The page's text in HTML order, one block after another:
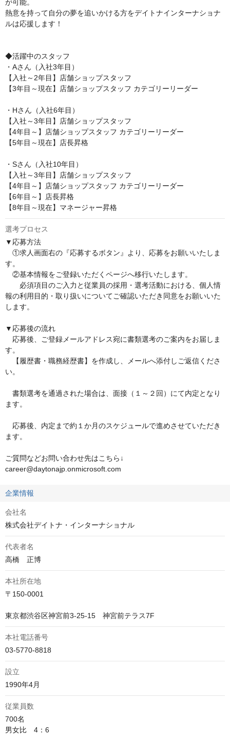
が可能。
熱意を持って自分の夢を追いかける方をデイトナインターナショナ
ルは応援します！
◆活躍中のスタッフ
・Aさん（入社3年目）
【入社～2年目】店舗ショップスタッフ
【3年目～現在】店舗ショップスタッフ カテゴリーリーダー
・Hさん（入社6年目）
【入社～3年目】店舗ショップスタッフ
【4年目～】店舗ショップスタッフ カテゴリーリーダー
【5年目～現在】店長昇格
・Sさん（入社10年目）
【入社～3年目】店舗ショップスタッフ
【4年目～】店舗ショップスタッフ カテゴリーリーダー
【6年目～】店長昇格
【8年目～現在】マネージャー昇格
選考プロセス
▼応募方法
①求人画面右の『応募するボタン』より、応募をお願いいたしま
す。
②基本情報をご登録いただくページへ移行いたします。
必須項目のご入力と従業員の採用・選考活動における、個人情
報の利用目的・取り扱いについてご確認いただき同意をお願いいた
します。
▼応募後の流れ
応募後、ご登録メールアドレス宛に書類選考のご案内をお届しま
す。
【履歴書・職務経歴書】を作成し、メールへ添付しご返信くださ
い。
書類選考を通過された場合は、面接（１～２回）にて内定となり
ます。
応募後、内定まで約１か月のスケジュールで進めさせていただき
ます。
ご質問などお問い合わせ先はこちら↓
career@daytonajp.onmicrosoft.com
企業情報
会社名
株式会社デイトナ・インターナショナル
代表者名
高橋　正博
本社所在地
〒150-0001
東京都渋谷区神宮前3-25-15　神宮前テラス7F
本社電話番号
03-5770-8818
設立
1990年4月
従業員数
700名
男女比　4：6